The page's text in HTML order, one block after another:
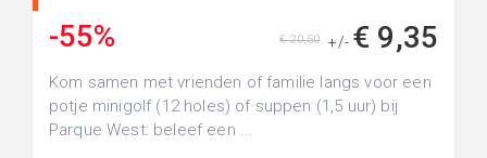
-55% +/- € 9,35
€ 20,50
Kom samen met vrienden of familie langs voor een
potje minigolf (12 holes) of suppen (1,5 uur) bij
Parque West: beleef een ...